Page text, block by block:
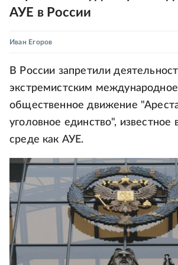
АУЕ в России
Иван Егоров
В России запретили
экстремистским международное
общественное движение
уголовное единство",
среде как АУЕ.